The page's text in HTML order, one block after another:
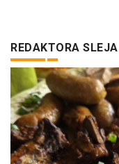
REDAKTORA SLEJA